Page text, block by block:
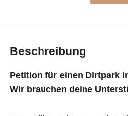
Beschreibung
Petition für einen Dirtpark
Wir brauchen deine